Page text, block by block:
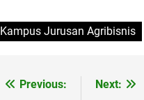
Kampus Jurusan Agribisnis
Previous: Next: